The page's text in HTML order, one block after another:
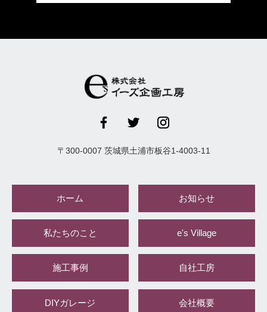
〒 300-0007 茨城県土浦市板谷1-4003-11
ホーム お知らせ
私たちのこと e's Village
施工事例 自社工房
DIYガレージ 会社概要